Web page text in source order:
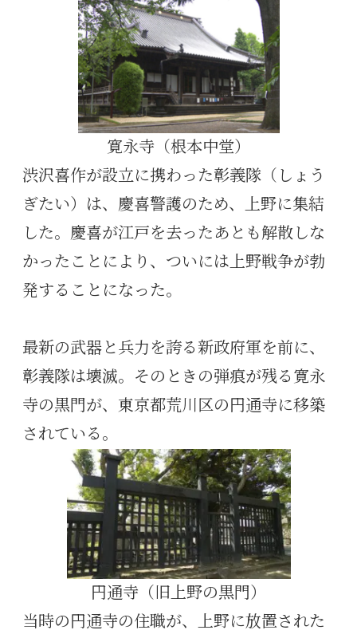
寛永寺（根本中堂）
渋沢喜作が設立に携わった彰義隊（しょう
ぎたい）は、慶喜警護のため、上野に集結
した。慶喜が江戸を去ったあとも解散しな
かったことにより、ついには上野戦争が勃
発することになった。
最新の武器と兵力を誇る新政府軍を前に、
彰義隊は壊滅。そのときの弾痕が残る寛永
寺の黒門が、東京都荒川区の円通寺に移築
されている。
円通寺（旧上野の黒門）
当時の円通寺の住職が、上野に放置された